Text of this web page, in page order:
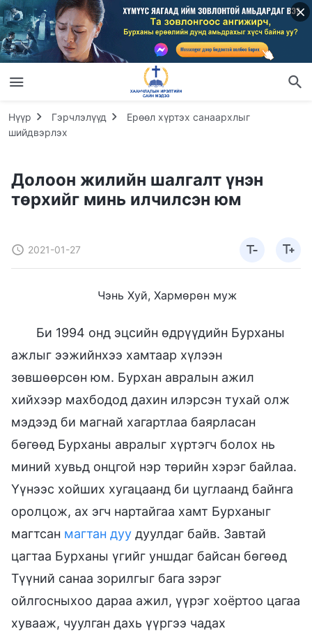
Нүүр Гэрчлэлүүд
Ерөөл хүртэх санаархлыг
шийдвэрлэх
Долоон жилийн шалгалт үнэн
төрхийг минь илчилсэн юм
2021-01-27
Чэнь Хуй, Хармөрөн муж
Би 1994 онд эцсийн өдрүүдийн Бурханы
ажлыг ээжийнхээ хамтаар хүлээн
зөвшөөрсөн юм. Бурхан авралын ажил
хийхээр махбодод дахин илэрсэн тухай олж
мэдээд би магнай хагартлаа баярласан
бөгөөд Бурханы авралыг хүртэгч болох нь
миний хувьд онцгой нэр төрийн хэрэг байлаа.
Үүнээс хойших хугацаанд би цуглаанд байнга
оролцож, ах эгч нартайгаа хамт Бурханыг
магтсан магтан дуу дуулдаг байв. Завтай
цагтаа Бурханы үгийг уншдаг байсан бөгөөд
Түүний санаа зорилгыг бага зэрэг
ойлгосныхоо дараа ажил, үүрэг хоёртоо цагаа
хувааж, чуулган дахь үүргээ чадах